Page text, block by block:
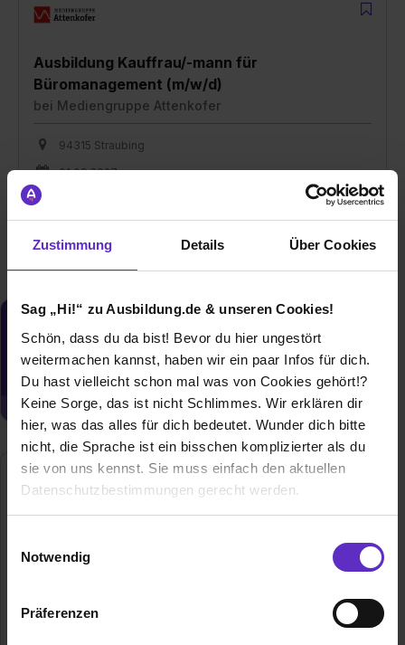
Zustimmung Details Über Cookies
Sag „Hi!“ zu Ausbildung.de & unseren Cookies!
Schön, dass du da bist! Bevor du hier ungestört
weitermachen kannst, haben wir ein paar Infos für dich.
Du hast vielleicht schon mal was von Cookies gehört!?
Keine Sorge, das ist nicht Schlimmes. Wir erklären dir
hier, was das alles für dich bedeutet. Wunder dich bitte
nicht, die Sprache ist ein bisschen komplizierter als du
sie von uns kennst. Sie muss einfach den aktuellen
Datenschutzbestimmungen gerecht werden.
Benutzung der Webseite getroffenen Einstellungen zu
Notwendig
Präferenzen
Ausbildung Kauffrau/-mann für
Büromanagement (m/w/d)
bei Mediengruppe Attenkofer
94315 Straubing
01.09.2027
Du möchtest neue Stellen automatisch
zugeschickt bekommen?
Jetzt aktivieren
Mediengruppe Attenkofer